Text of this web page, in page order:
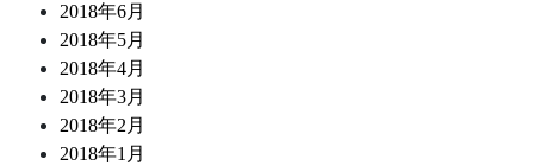
2018年6月
2018年5月
2018年4月
2018年3月
2018年2月
2018年1月